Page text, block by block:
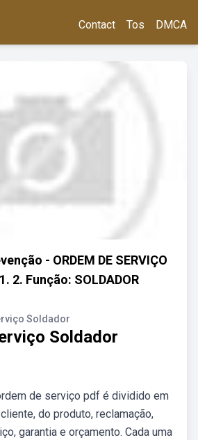
Contact Tos DMCA
- ORDEM DE SERVIÇO
2. Função: SOLDADOR
Soldador
Soldador
de serviço pdf é dividido em
do produto, reclamação,
garantia e orçamento. Cada uma